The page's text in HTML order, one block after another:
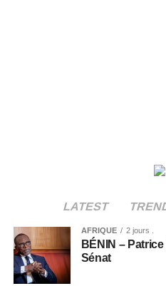
LATEST
AFRIQUE 2 jours .
BÉNIN –
Sénat